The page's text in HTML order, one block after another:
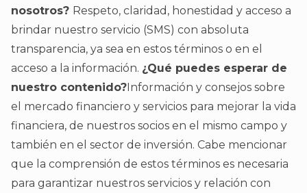
nosotros? Respeto, claridad, honestidad y acceso a
brindar nuestro servicio (SMS) con absoluta
transparencia, ya sea en estos términos o en el
acceso a la información. ¿Qué puedes esperar de
nuestro contenido? Información y consejos sobre
el mercado financiero y servicios para mejorar la vida
financiera, de nuestros socios en el mismo campo y
también en el sector de inversión. Cabe mencionar
que la comprensión de estos términos es necesaria
para garantizar nuestros servicios y relación con